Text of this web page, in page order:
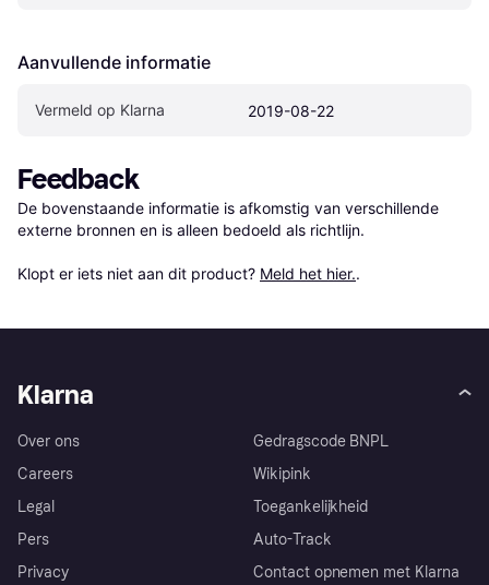
Aanvullende informatie
Vermeld op Klarna 2019-08-22
Feedback
De bovenstaande informatie is afkomstig van verschillende
externe bronnen en is alleen bedoeld als richtlijn.
Klopt er iets niet aan dit product? Meld het hier..
Klarna
Over ons
Careers
Legal
Pers
Privacy
Gedragscode BNPL
Wikipink
Toegankelijkheid
Auto-Track
Contact opnemen met Klarna